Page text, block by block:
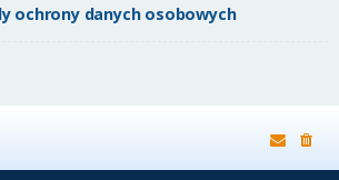
ochrony danych osobowych